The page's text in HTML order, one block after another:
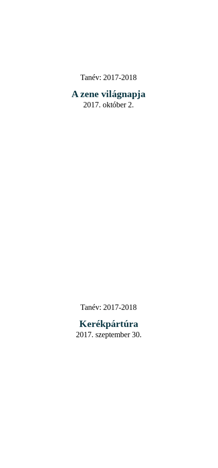
Tanév: 2017-2018
A zene világnapja
2017. október 2.
Tanév: 2017-2018
Kerékpártúra
2017. szeptember 30.